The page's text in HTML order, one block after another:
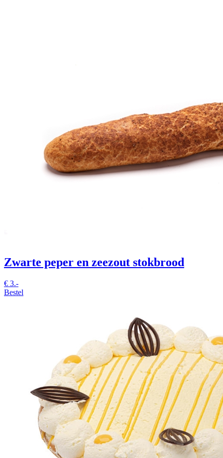
Zwarte peper en zeezout stokbrood
€ 3.-
Bestel